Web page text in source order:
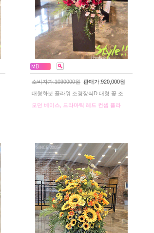
소비자가:1030000원 판매가:920,000원
대형화분 플라워 조경장식D 대형 꽃 조
모던 베이스, 드라마틱 레드 컨셉 플라